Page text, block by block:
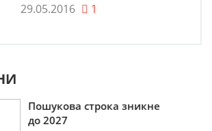
29.05.2016 1
Пошукова строка зникне
до 2027